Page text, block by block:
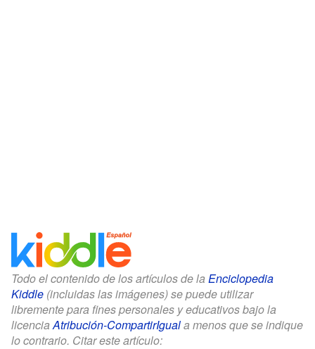
Todo el contenido de los artículos de la Enciclopedia
Kiddle (incluidas las imágenes) se puede utilizar
libremente para fines personales y educativos bajo la
licenciaAtribución-CompartirIguala menos que se indique
lo contrario. Citar este artículo: